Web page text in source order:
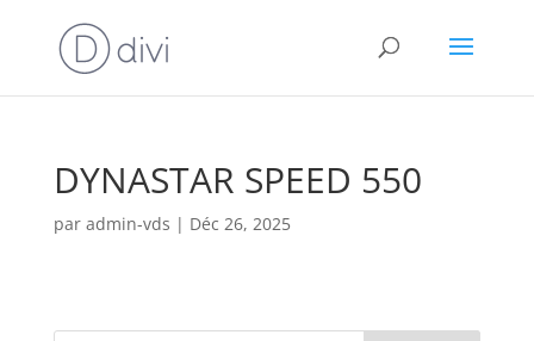
DYNASTAR SPEED 550
par admin-vds | Déc 26, 2025